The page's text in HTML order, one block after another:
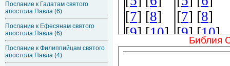
Послание к Галатам святого
апостола Павла (6)
Послание к Ефесянам святого
апостола Павла (6)
Послание к Филиппийцам святого
апостола Павла (4)
Библия